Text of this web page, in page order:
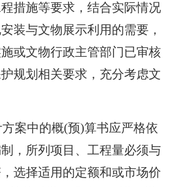
措施等要求，结合实际情况
装与文物展示利用的需要，
或文物行政主管部门已审核
规划相关要求，充分考虑文
中的概(预)算书应严格依
，所列项目、工程量必须与
选择适用的定额和或市场价